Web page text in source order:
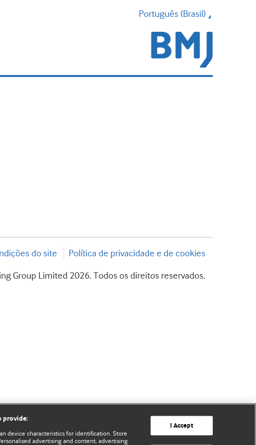
Português (Brasil)
do site Política de privacidade e de cookies
Group Limited 2026. Todos os direitos reservados.
provide:
device characteristics for identification. Store
advertising and content, advertising
I Accept